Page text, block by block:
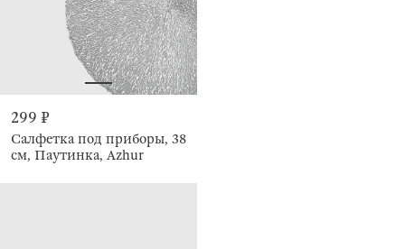
299 ₽
Салфетка под приборы, 38
см, Паутинка, Azhur